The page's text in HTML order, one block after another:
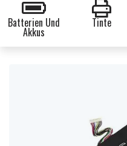
Batterien Und
Akkus
Tinte